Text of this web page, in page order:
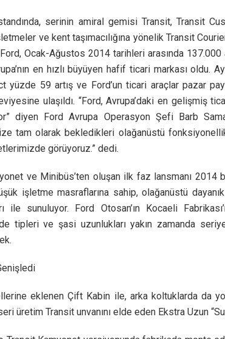
serinin amiral gemisi Transit, Transit
ve kent taşımacılığına yönelik Transit
Ocak-Ağustos 2014 tarihleri arasında 137.000
en hızlı büyüyen hafif ticari markası oldu.
yüzde 59 artış ve Ford’un ticari araçlar pazar
ulaşıldı. “Ford, Avrupa’daki en gelişmiş
diyen Ford Avrupa Operasyon Şefi Barb
tam olarak bekledikleri olağanüstü
görüyoruz.” dedi.
ve Minibüs’ten oluşan ilk faz lansmanı
işletme masraflarına sahip, olağanüstü
ile sunuluyor. Ford Otosan’ın Kocaeli
tipleri ve şasi uzunlukları yakın zamanda
eklenen Çift Kabin ile, arka koltuklarda da
üretim Transit unvanını elde eden Ekstra Uzun